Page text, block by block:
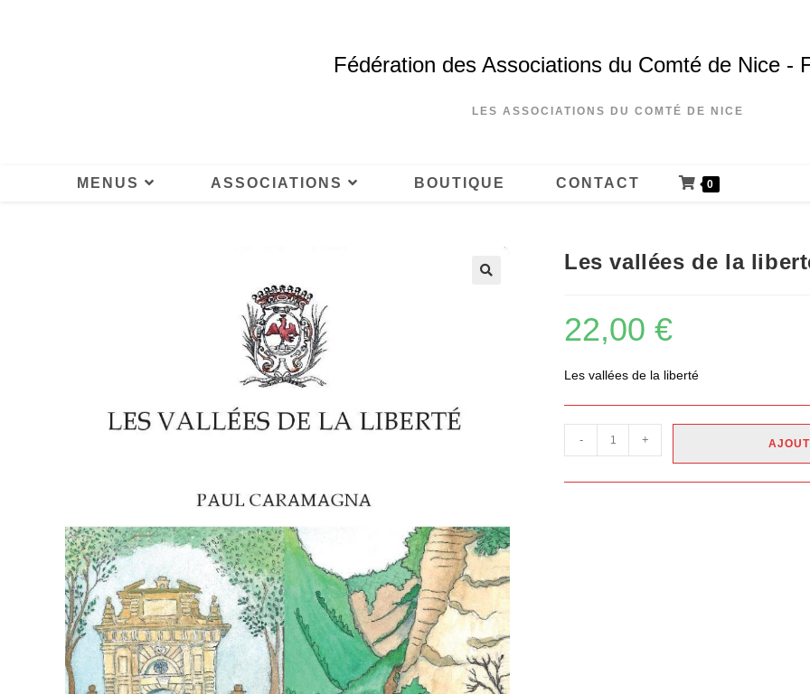
Fédération des Associations du Comté de Nice -
LES ASSOCIATIONS DU COMTÉ DE NICE
MENUS ASSOCIATIONS BOUTIQUE CONTACT 0
Les vallées de la
22,00 €
Les vallées de la liberté
- +